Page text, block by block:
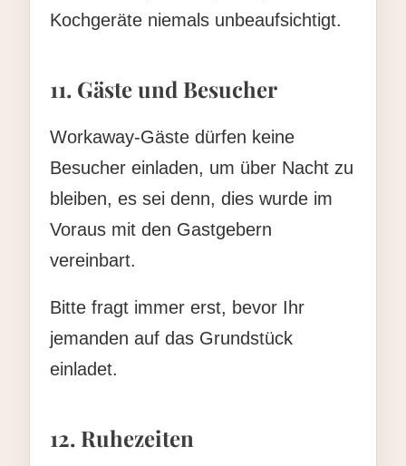
Kochgeräte niemals unbeaufsichtigt.
11. Gäste und Besucher
Workaway-Gäste dürfen keine
Besucher einladen, um über Nacht zu
bleiben, es sei denn, dies wurde im
Voraus mit den Gastgebern
vereinbart.
Bitte fragt immer erst, bevor Ihr
jemanden auf das Grundstück
einladet.
12. Ruhezeiten